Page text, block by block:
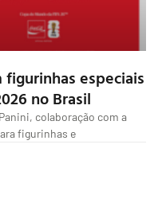
figurinhas especiais
no Brasil
colaboração com a
figurinhas e